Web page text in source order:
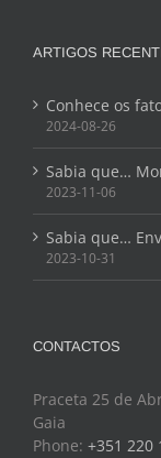
ARTIGOS
Conhece os
2024-08-26
Sabia que…
2023-11-06
Sabia que…
2023-10-31
CONTACTOS
Praceta 25 de
Gaia
Phone: +351 220